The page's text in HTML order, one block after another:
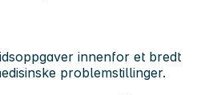
innenfor et bredt
problemstillinger.